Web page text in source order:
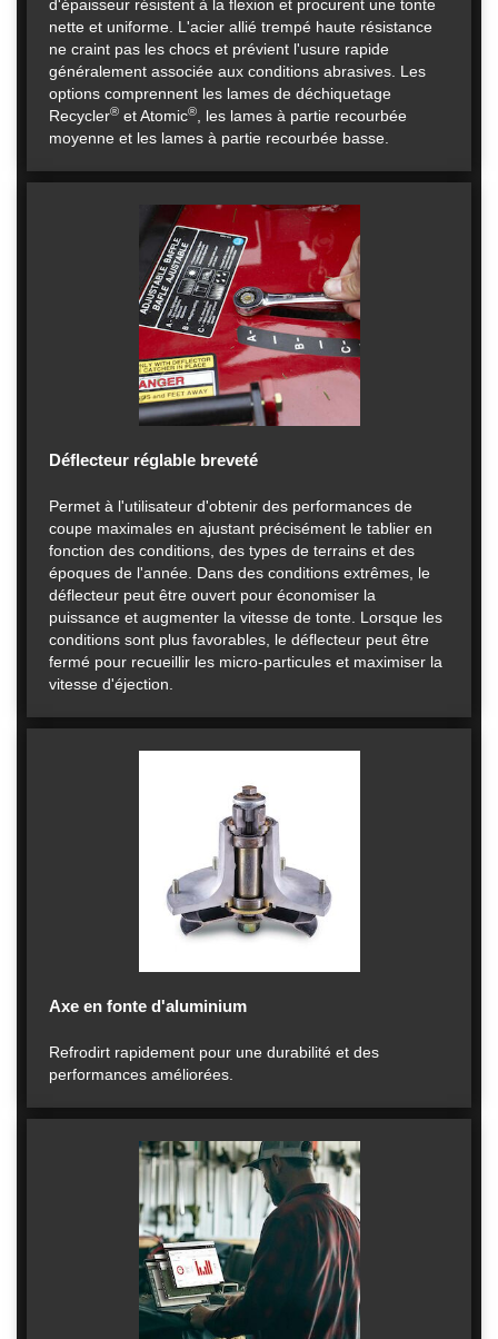
d'épaisseur résistent à la flexion et procurent une tonte
nette et uniforme. L'acier allié trempé haute résistance
ne craint pas les chocs et prévient l'usure rapide
généralement associée aux conditions abrasives. Les
options comprennent les lames de déchiquetage
Recycler® et Atomic®
, les lames à partie recourbée
moyenne et les lames à partie recourbée basse.
Déflecteur réglable breveté
Permet à l'utilisateur d'obtenir des performances de
coupe maximales en ajustant précisément le tablier en
fonction des conditions, des types de terrains et des
époques de l'année. Dans des conditions extrêmes, le
déflecteur peut être ouvert pour économiser la
puissance et augmenter la vitesse de tonte. Lorsque les
conditions sont plus favorables, le déflecteur peut être
fermé pour recueillir les micro-particules et maximiser la
vitesse d'éjection.
Axe en fonte d'aluminium
Refrodirt rapidement pour une durabilité et des
performances améliorées.